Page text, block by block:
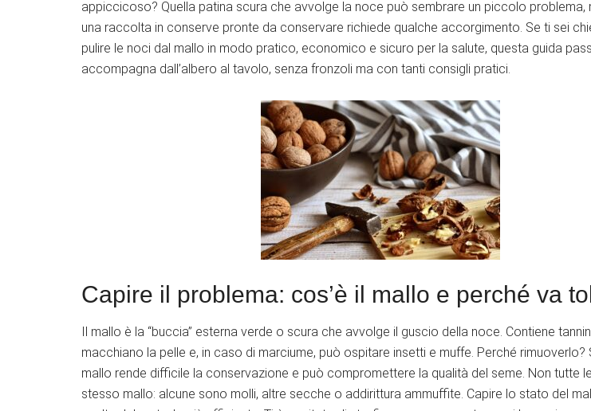
appiccicoso? Quella patina scura che avvolge la noce può sembrare un piccolo problema,
una raccolta in conserve pronte da conservare richiede qualche accorgimento. Se ti sei
pulire le noci dal mallo in modo pratico, economico e sicuro per la salute, questa guida
accompagna dall’albero al tavolo, senza fronzoli ma con tanti consigli pratici.
Capire il problema: cos’è il mallo e perché va
Il mallo è la “buccia” esterna verde o scura che avvolge il guscio della noce. Contiene
macchiano la pelle e, in caso di marciume, può ospitare insetti e muffe. Perché rimuoverlo?
mallo rende difficile la conservazione e può compromettere la qualità del seme. Non tutte
stesso mallo: alcune sono molli, altre secche o addirittura ammuffite. Capire lo stato del